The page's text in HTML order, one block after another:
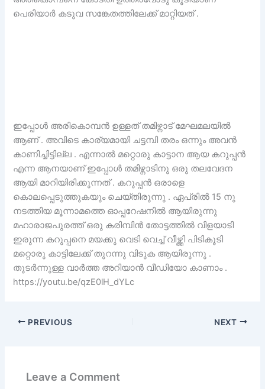
പെരിയാർ കടുവ സങ്കേതത്തിലേക്ക് മാറ്റിയത് .
ഇപ്പോൾ അരികൊമ്പൻ ഉള്ളത് തമിഴ്നാട് മേഘമലയിൽ
ആണ് . അവിടെ കാര്യമായി ചട്ടമ്പി തരം ഒന്നും അവൻ
കാണിച്ചിട്ടില്ല . എന്നാൽ മറ്റൊരു കാട്ടാന ആയ കറുപ്പൻ
എന്ന ആനയാണ് ഇപ്പോൾ തമിഴ്നാടിനു ഒരു തലവേദന
ആയി മാറിയിരിക്കുന്നത് . കറുപ്പൻ ഒരാളെ
കൊലപ്പെടുത്തുകയും ചെയ്തിരുന്നു . ഏപ്രിൽ 15 നു
നടത്തിയ മൂന്നാമത്തെ ഓപ്പറേഷനിൽ ആയിരുന്നു
മഹാരാജപുരത്ത് ഒരു കരിമ്പിൻ തോട്ടത്തിൽ വിളയാടി
ഇരുന്ന കറുപ്പനെ മയക്കു വെടി വെച്ച് വീഴ്ത്തി പിടികൂടി
മറ്റൊരു കാട്ടിലേക്ക് തുറന്നു വിടുക ആയിരുന്നു .
തുടർന്നുള്ള വാർത്ത അറിയാൻ വീഡിയോ കാണാം .
https://youtu.be/qzE0lH_dYLc
PREVIOUS NEXT
Leave a Comment